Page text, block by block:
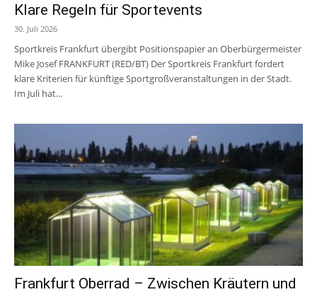
Klare Regeln für Sportevents
30. Juli 2026
Sportkreis Frankfurt übergibt Positionspapier an Oberbürgermeister
Mike Josef FRANKFURT (RED/BT) Der Sportkreis Frankfurt fordert
klare Kriterien für künftige Sportgroßveranstaltungen in der Stadt.
Im Juli hat...
Frankfurt Oberrad – Zwischen Kräutern und